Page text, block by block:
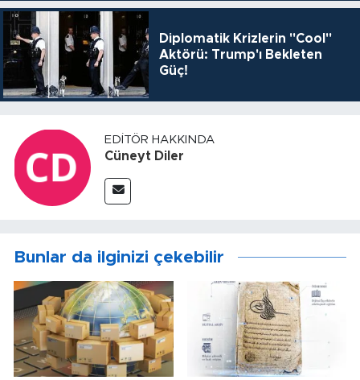
Diplomatik Krizlerin "Cool"
Aktörü: Trump'ı Bekleten
Güç!
EDITÖR HAKKINDA
Cüneyt Diler
Bunlar da ilginizi çekebilir